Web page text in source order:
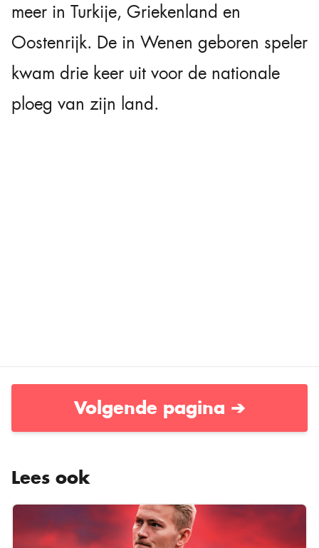
meer in Turkije, Griekenland en
Oostenrijk. De in Wenen geboren speler
kwam drie keer uit voor de nationale
ploeg van zijn land.
Volgende pagina ➔
Lees ook